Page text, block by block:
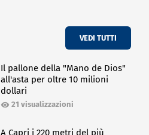
VEDI TUTTI
Il pallone della "Mano de Dios"
all'asta per oltre 10 milioni
dollari
21 visualizzazioni
A Capri i 220 metri del più